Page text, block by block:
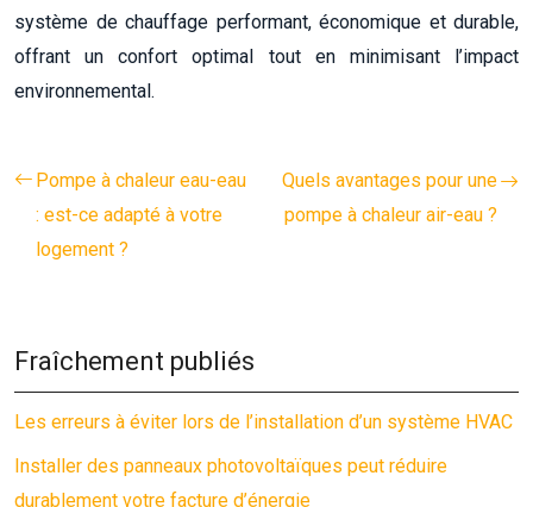
système de chauffage performant, économique et durable,
offrant un confort optimal tout en minimisant l’impact
environnemental.
Pompe à chaleur eau-eau
: est-ce adapté à votre
logement ?
Quels avantages pour une
pompe à chaleur air-eau ?
Fraîchement publiés
Les erreurs à éviter lors de l’installation d’un système HVAC
Installer des panneaux photovoltaïques peut réduire
durablement votre facture d’énergie